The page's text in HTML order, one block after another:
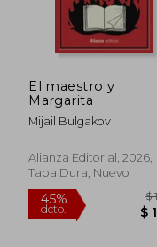
El maestro y
Margarita
Mijail Bulgakov
Alianza Editorial, 2026,
Tapa Dura, Nuevo